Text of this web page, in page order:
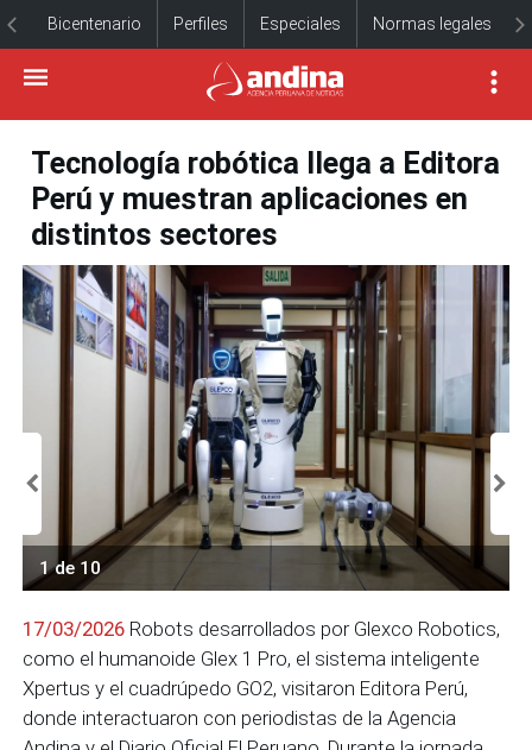
Bicentenario Perfiles Especiales Normas legales
Tecnología robótica llega a Editora
Perú y muestran aplicaciones en
distintos sectores
1 de 10
17/03/2026 Robots desarrollados por Glexco Robotics,
como el humanoide Glex 1 Pro, el sistema inteligente
Xpertus y el cuadrúpedo GO2, visitaron Editora Perú,
donde interactuaron con periodistas de la Agencia